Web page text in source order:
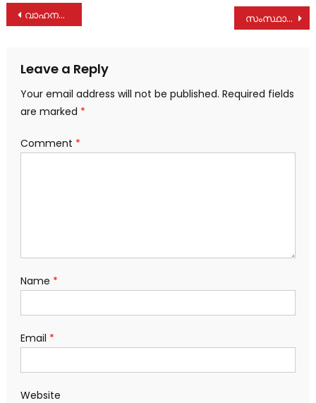
Post
വാഹനവ്യൂഹം വേണ്ടെന്ന് വി.ഡി.സതീശൻ; മുഖ്യമന്ത്രിയുടെ യാത്രകൾക്ക് ഇനി പൈലറ്റും എസ്കോട്ടും മാത്രം സംസ്ഥാനത്ത് ശക്തമായ മഴയ്ക്ക് സാധ്യത; രണ്ട് ജില്ലകളിൽ ഓറഞ്ച് അലർട്ട്, 8 ജില്ലകളിൽ യെല്ലോ അലർട്ട്
Leave a Reply
Your email address will not be published. Required fields
are marked *
Comment *
Name *
Email *
Website